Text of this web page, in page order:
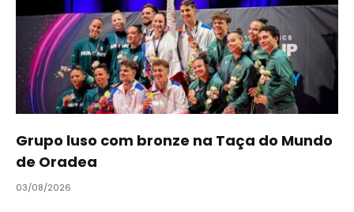
Grupo luso com bronze na Taça do Mundo
de Oradea
03/08/2026